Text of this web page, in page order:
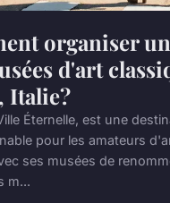
organiser
d'art
Italie?
Éternelle, est une
pour les amateurs
ses musées de
m...